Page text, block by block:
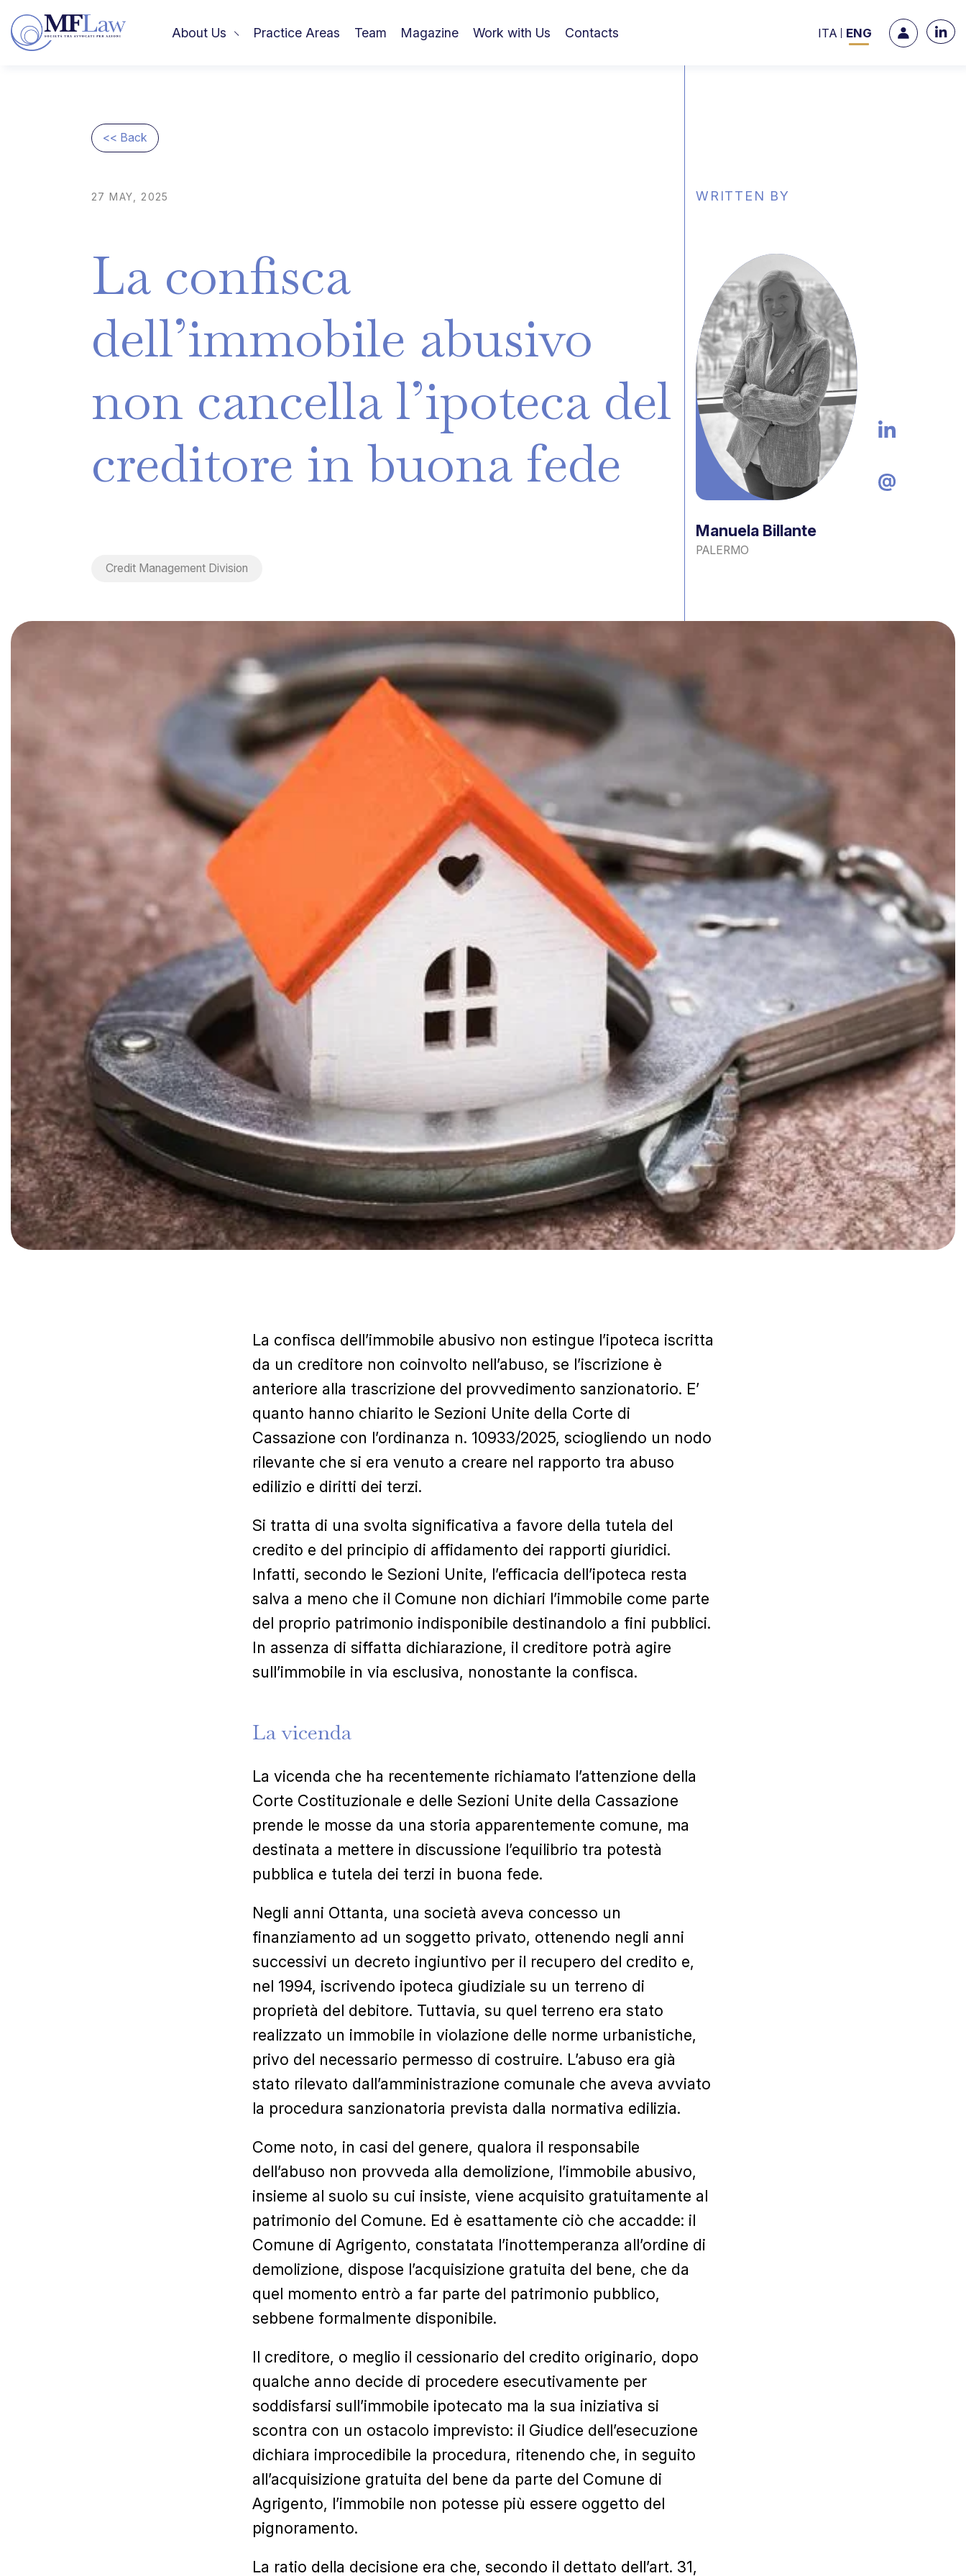
About Us Practice Areas Team Magazine Work with Us Contacts ITA ENG
<< Back
27 MAY, 2025
La confisca
dell’immobile abusivo
non cancella l’ipoteca del
creditore in buona fede
Credit Management Division
WRITTEN BY
Manuela Billante
PALERMO
La confisca dell’immobile abusivo non estingue l’ipoteca iscritta
da un creditore non coinvolto nell’abuso, se l’iscrizione è
anteriore alla trascrizione del provvedimento sanzionatorio. E’
quanto hanno chiarito le Sezioni Unite della Corte di
Cassazione con l’ordinanza n. 10933/2025, sciogliendo un nodo
rilevante che si era venuto a creare nel rapporto tra abuso
edilizio e diritti dei terzi.
Si tratta di una svolta significativa a favore della tutela del
credito e del principio di affidamento dei rapporti giuridici.
Infatti, secondo le Sezioni Unite, l’efficacia dell’ipoteca resta
salva a meno che il Comune non dichiari l’immobile come parte
del proprio patrimonio indisponibile destinandolo a fini pubblici.
In assenza di siffatta dichiarazione, il creditore potrà agire
sull’immobile in via esclusiva, nonostante la confisca.
La vicenda
La vicenda che ha recentemente richiamato l’attenzione della
Corte Costituzionale e delle Sezioni Unite della Cassazione
prende le mosse da una storia apparentemente comune, ma
destinata a mettere in discussione l’equilibrio tra potestà
pubblica e tutela dei terzi in buona fede.
Negli anni Ottanta, una società aveva concesso un
finanziamento ad un soggetto privato, ottenendo negli anni
successivi un decreto ingiuntivo per il recupero del credito e,
nel 1994, iscrivendo ipoteca giudiziale su un terreno di
proprietà del debitore. Tuttavia, su quel terreno era stato
realizzato un immobile in violazione delle norme urbanistiche,
privo del necessario permesso di costruire. L’abuso era già
stato rilevato dall’amministrazione comunale che aveva avviato
la procedura sanzionatoria prevista dalla normativa edilizia.
Come noto, in casi del genere, qualora il responsabile
dell’abuso non provveda alla demolizione, l’immobile abusivo,
insieme al suolo su cui insiste, viene acquisito gratuitamente al
patrimonio del Comune. Ed è esattamente ciò che accadde: il
Comune di Agrigento, constatata l’inottemperanza all’ordine di
demolizione, dispose l’acquisizione gratuita del bene, che da
quel momento entrò a far parte del patrimonio pubblico,
sebbene formalmente disponibile.
Il creditore, o meglio il cessionario del credito originario, dopo
qualche anno decide di procedere esecutivamente per
soddisfarsi sull’immobile ipotecato ma la sua iniziativa si
scontra con un ostacolo imprevisto: il Giudice dell’esecuzione
dichiara improcedibile la procedura, ritenendo che, in seguito
all’acquisizione gratuita del bene da parte del Comune di
Agrigento, l’immobile non potesse più essere oggetto del
pignoramento.
La ratio della decisione era che, secondo il dettato dell’art. 31,